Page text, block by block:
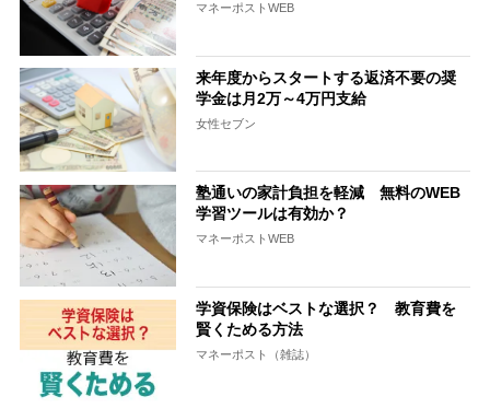
マネーポストWEB
来年度からスタートする返済不要の奨
学金は月2万～4万円支給
女性セブン
塾通いの家計負担を軽減 無料のWEB
学習ツールは有効か？
マネーポストWEB
学資保険はベストな選択？ 教育費を
賢くためる方法
マネーポスト（雑誌）